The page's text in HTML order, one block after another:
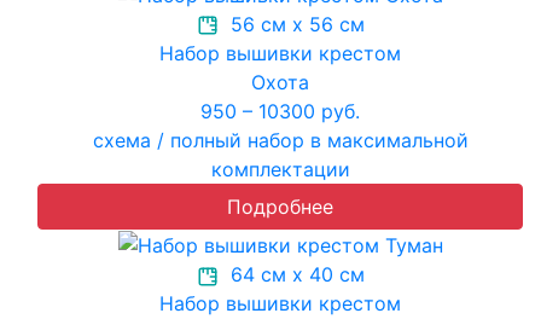
56 см х 56 см
Набор вышивки крестом
Охота
950 – 10300 руб.
схема / полный набор в максимальной
комплектации
Подробнее
64 см х 40 см
Набор вышивки крестом